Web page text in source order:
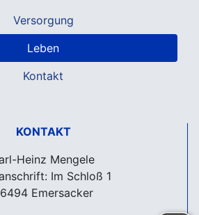
Versorgung
Leben
Kontakt
KONTAKT
Heinz Mengele
Im Schloß 1
Emersacker